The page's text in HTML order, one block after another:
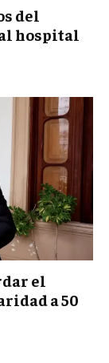
del
hospital
el
a 50